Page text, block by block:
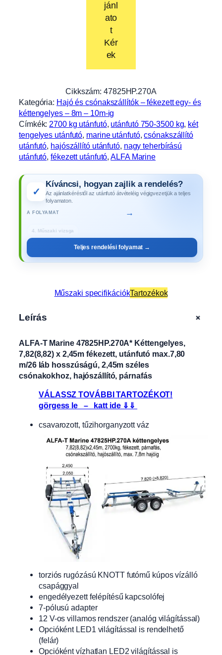
jánl
ato
t
Kér
ek
Cikkszám: 47825HP.270A
Kategória: Hajó és csónakszállítók – fékezett egy- és
kéttengelyes – 8m – 10m-ig
Címkék: 2700 kg utánfutó, utánfutó 750-3500 kg, két
tengelyes utánfutó, marine utánfutó, csónakszállító
utánfutó, hajószállító utánfutó, nagy teherbírású
utánfutó, fékezett utánfutó, ALFA Marine
✓
Kíváncsi, hogyan zajlik a rendelés?
Az ajánlatkéréstől az utánfutó átvételéig végigvezetjük a teljes
folyamaton.
A FOLYAMAT →
Teljes rendelési folyamat →
Műszaki specifikációkTartozékok
Leírás +
ALFA-T Marine 47825HP.270A* Kéttengelyes,
7,82(8,82) x 2,45m fékezett, utánfutó max.7,80
m/26 láb hosszúságú, 2,45m széles
csónakokhoz, hajószállító, párnafás
VÁLASSZ TOVÁBBI TARTOZÉKOT!
görgess le – katt ide ⇓⇓
csavarozott, tűzihorganyzott váz
torziós rugózású KNOTT futómű kúpos vízálló
csapággyal
engedélyezett felépítésű kapcsolófej
7-pólusú adapter
12 V-os villamos rendszer (analóg világítással)
Opcióként LED1 világítással is rendelhető
(felár)
Opcióként vízhatlan LED2 világítással is